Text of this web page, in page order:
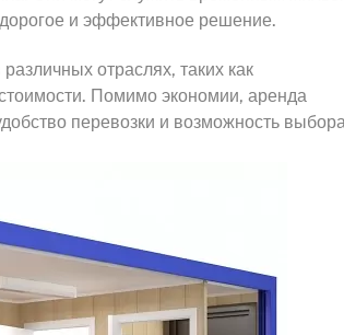
и эффективное решение.
отраслях, таких как
стоимости. Помимо экономии, аренда
перевозки и возможность выбора